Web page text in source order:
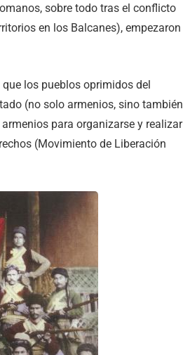
sobre todo tras el conflicto
en los Balcanes), empezaron
los pueblos oprimidos del
(no solo armenios, sino también
para organizarse y realizar
(Movimiento de Liberación